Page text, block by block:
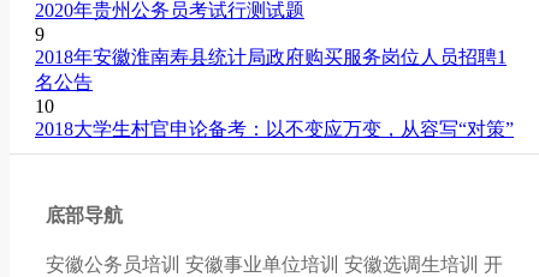
2020年贵州公务员考试行测试题
9
2018年安徽淮南寿县统计局政府购买服务岗位人员招聘1
名公告
10
2018大学生村官申论备考：以不变应万变，从容写“对策”
底部导航
安徽公务员培训 安徽事业单位培训 安徽选调生培训 开